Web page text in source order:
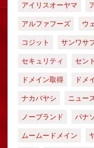
アイリスオーヤマ
アルファフーズ
ウ
コジット
サンワサ
セキュリティ
セン
ドメイン取得
ドメ
ナカバヤシ
ニュー
ノーブランド
パナ
ムームードメイン